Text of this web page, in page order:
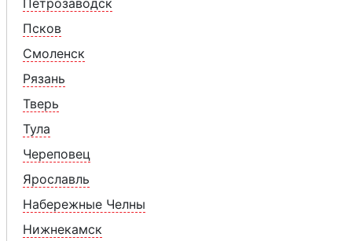
Петрозаводск
Псков
Смоленск
Рязань
Тверь
Тула
Череповец
Ярославль
Набережные Челны
Нижнекамск